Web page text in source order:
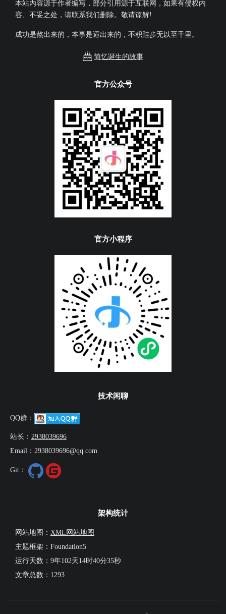
本站内容源于作者编写，部分引用源于互联网，如果有侵权内
容、不妥之处，请联系我们删除。敬请谅解!
成功是熬出来的，本事是逼出来的，不积跬步无以至千里。
简忆诞生的故事
官方公众号
官方小程序
技术闲聊
QQ群：
站长： 2938039696
Email：2938039696@qq.com
Git：
架构统计
网站地图： XML网站地图
主题框架：Foundation5
运行天数： 9年102天14时40分36秒
文章总数：1293